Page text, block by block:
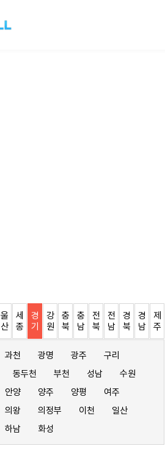
울
산
세
종
경
기
강
원
충
북
충
남
전
북
전
남
경
북
경
남
제
주
과천 광명 광주
구리
동두천 부천 성남
수원
안양 양주 양평
여주
의왕 의정부 이천
일산
하남 화성